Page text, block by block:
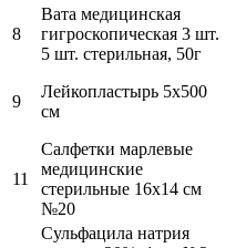
8
Вата медицинская
гигроскопическая 3 шт.
5 шт. стерильная, 50г
9
Лейкопластырь 5х500
см
11
Салфетки марлевые
медицинские
стерильные 16х14 см
№20
Сульфацила натрия